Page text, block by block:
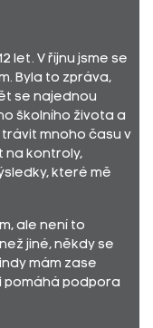
let. V říjnu jsme se
Byla to zpráva,
se najednou
školního života a
mnoho času v
na kontroly,
které mě
ale není to
jiné, někdy se
mám zase
pomáhá podpora